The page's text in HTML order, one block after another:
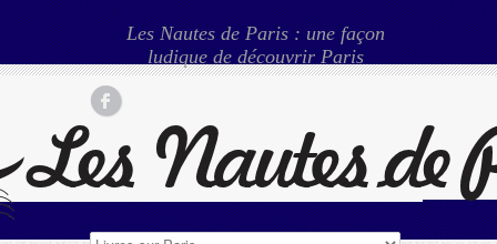
Les Nautes de Paris : une façon
ludique de découvrir Paris